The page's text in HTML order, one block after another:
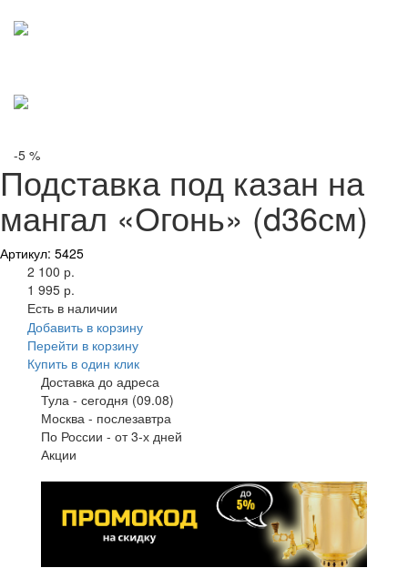
-5 %
Подставка под казан на
мангал «Огонь» (d36см)
Артикул: 5425
2 100 р.
1 995 р.
Есть в наличии
Добавить в корзину
Перейти в корзину
Купить в один клик
Доставка до адреса
Тула - сегодня (09.08)
Москва - послезавтра
По России - от 3-х дней
Акции